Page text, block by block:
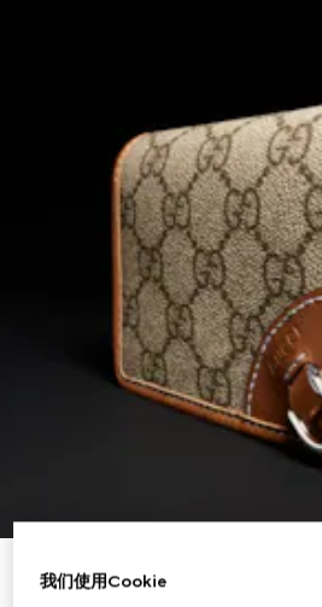
1/4
GG Emblem系列小号钱包
我们使用Cookie